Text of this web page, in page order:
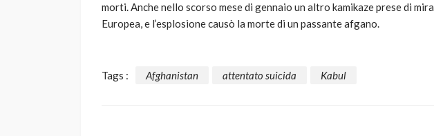
morti. Anche nello scorso mese di gennaio un altro kamikaze prese di
Europea, e l’esplosione causò la morte di un passante afgano.
Tags : Afghanistan attentato suicida Kabul